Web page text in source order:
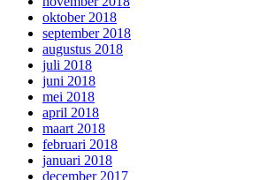
oktober 2018
september 2018
augustus 2018
juli 2018
juni 2018
mei 2018
april 2018
maart 2018
februari 2018
januari 2018
december 2017